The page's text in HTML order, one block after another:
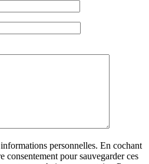
personnelles. En cochant
consentement pour sauvegarder ces